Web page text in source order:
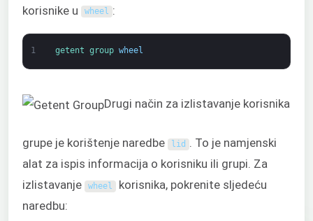
korisnike u
wheel :
1 getent group wheel
Drugi način za izlistavanje korisnika
grupe je korištenje naredbe lid . To je namjenski
alat za ispis informacija o korisniku ili grupi. Za
izlistavanje
wheel korisnika, pokrenite sljedeću
naredbu: